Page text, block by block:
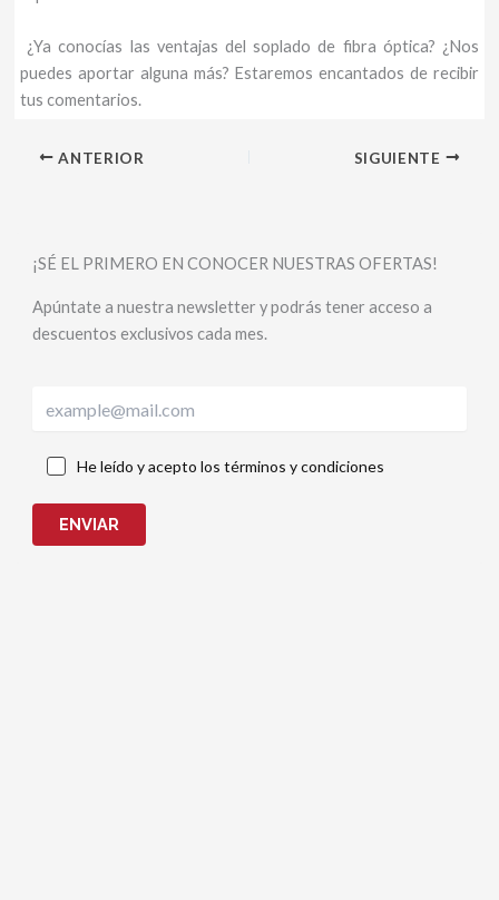
¿Ya conocías las ventajas del soplado de fibra óptica? ¿Nos
puedes aportar alguna más? Estaremos encantados de recibir
tus comentarios.
ANTERIOR SIGUIENTE
¡SÉ EL PRIMERO EN CONOCER NUESTRAS OFERTAS!
Apúntate a nuestra newsletter y podrás tener acceso a
descuentos exclusivos cada mes.
He leído y acepto los términos y condiciones
ENVIAR